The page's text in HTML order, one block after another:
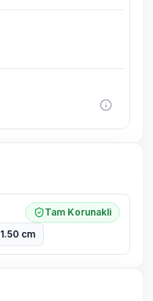
Tam Korunakli
1.50 cm